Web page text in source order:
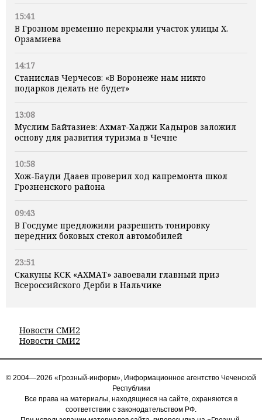
15:41
В Грозном временно перекрыли участок улицы Х.
Орзамиева
14:17
Станислав Черчесов: «В Воронеже нам никто
подарков делать не будет»
13:08
Муслим Байтазиев: Ахмат-Хаджи Кадыров заложил
основу для развития туризма в Чечне
10:58
Хож-Бауди Дааев проверил ход капремонта школ
Грозненского района
09:43
В Госдуме предложили разрешить тонировку
передних боковых стекол автомобилей
23:51
Скакуны КСК «АХМАТ» завоевали главный приз
Всероссийского Дерби в Нальчике
Новости СМИ2
Новости СМИ2
© 2004—2026 «Грозный-информ», Информационное агентство Чеченской
Республики
Все права на материалы, находящиеся на сайте, охраняются в
соответствии с законодательством РФ.